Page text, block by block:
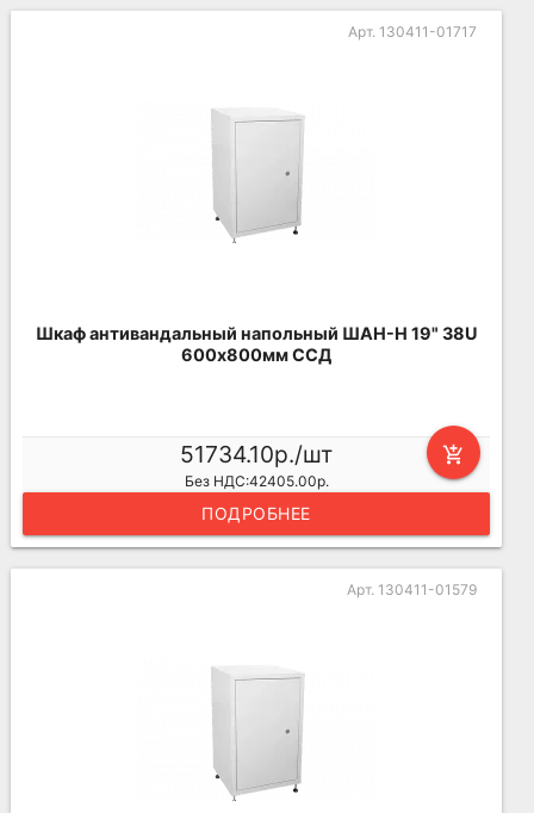
Арт. 130411-01717
Шкаф антивандальный напольный ШАН-Н 19" 38U
600х800мм ССД
add_shopping_cart
51734.10р./шт
Без НДС:42405.00р.
ПОДРОБНЕЕ
Арт. 130411-01579